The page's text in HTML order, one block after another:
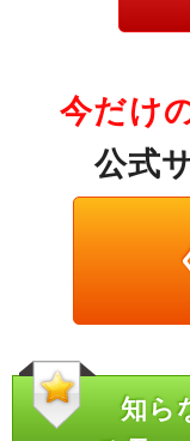
今だけ
公式
知ら